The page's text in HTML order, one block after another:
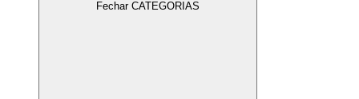
Fechar CATEGORIAS